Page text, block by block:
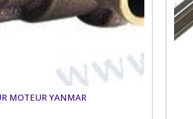
MOTEUR YANMAR